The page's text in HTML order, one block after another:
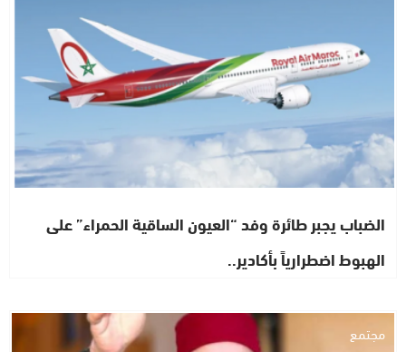
الضباب يجبر طائرة وفد “العيون الساقية الحمراء” على
الهبوط اضطرارياً بأكادير..
مجتمع